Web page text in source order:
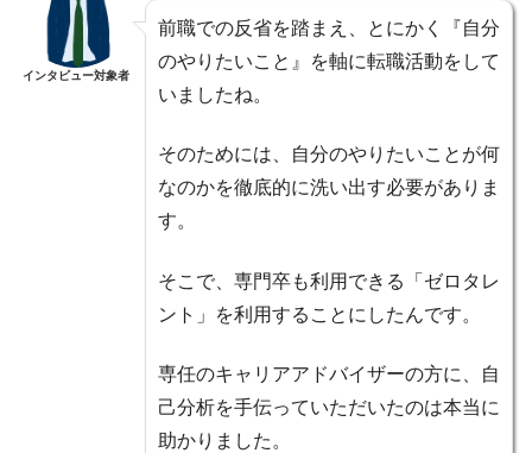
インタビュー対象者
前職での反省を踏まえ、とにかく『自分
のやりたいこと』を軸に転職活動をして
いましたね。
そのためには、自分のやりたいことが何
なのかを徹底的に洗い出す必要がありま
す。
そこで、専門卒も利用できる「ゼロタレ
ント」を利用することにしたんです。
専任のキャリアアドバイザーの方に、自
己分析を手伝っていただいたのは本当に
助かりました。